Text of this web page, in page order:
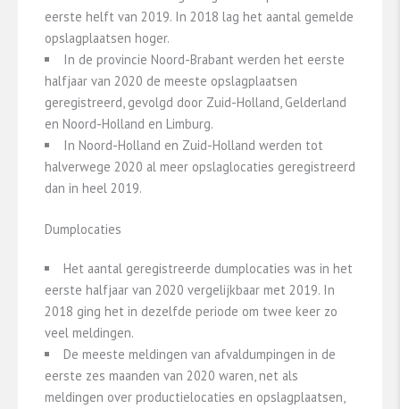
eerste helft van 2019. In 2018 lag het aantal gemelde
opslagplaatsen hoger.
In de provincie Noord-Brabant werden het eerste
halfjaar van 2020 de meeste opslagplaatsen
geregistreerd, gevolgd door Zuid-Holland, Gelderland
en Noord-Holland en Limburg.
In Noord-Holland en Zuid-Holland werden tot
halverwege 2020 al meer opslaglocaties geregistreerd
dan in heel 2019.
Dumplocaties
Het aantal geregistreerde dumplocaties was in het
eerste halfjaar van 2020 vergelijkbaar met 2019. In
2018 ging het in dezelfde periode om twee keer zo
veel meldingen.
De meeste meldingen van afvaldumpingen in de
eerste zes maanden van 2020 waren, net als
meldingen over productielocaties en opslagplaatsen,